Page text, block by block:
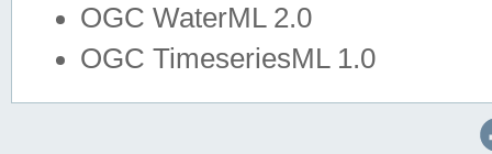
OGC WaterML 2.0
OGC TimeseriesML 1.0